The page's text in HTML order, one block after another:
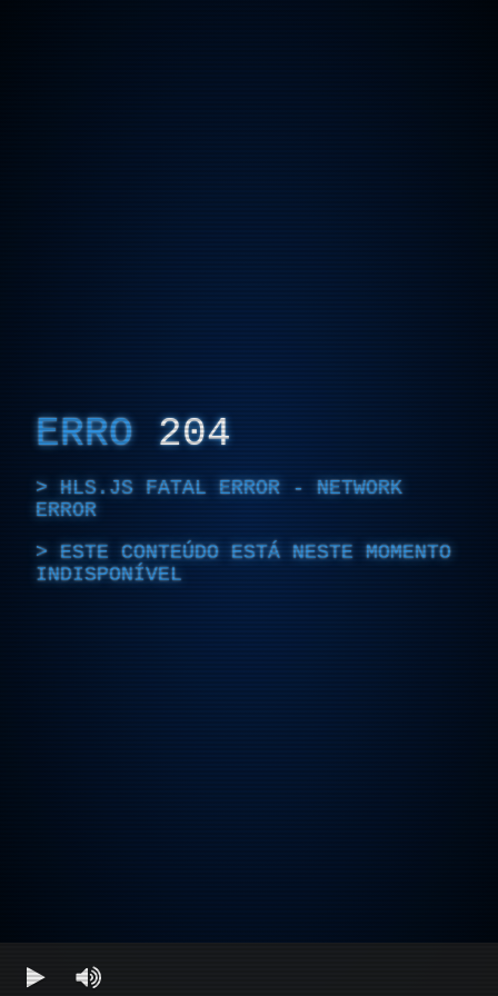
ERRO 204
HLS.JS FATAL ERROR - NETWORK
ERROR
ESTE CONTEÚDO ESTÁ NESTE MOMENTO
INDISPONÍVEL